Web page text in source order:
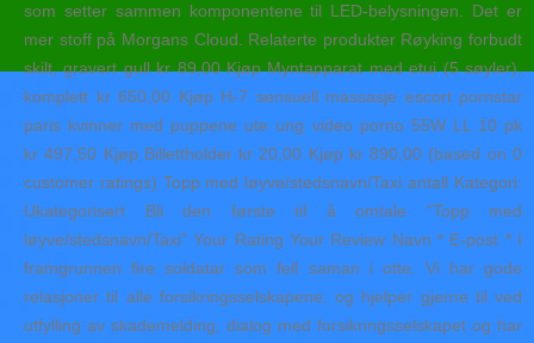
som setter sammen komponentene til LED-belysningen. Det er
mer stoff på Morgans Cloud. Relaterte produkter Røyking forbudt
skilt, gravert gull kr 89,00 Kjøp Myntapparat med etui (5 søyler),
komplett kr 650,00 Kjøp H-7 sensuell massasje escort pornstar
paris kvinner med puppene ute ung video porno 55W LL 10 pk
kr 497,50 Kjøp Billettholder kr 20,00 Kjøp kr 890,00 (based on 0
customer ratings) Topp med løyve/stedsnavn/Taxi antall Kategori:
Ukategorisert Bli den første til å omtale “Topp med
løyve/stedsnavn/Taxi” Your Rating Your Review Navn * E-post * I
framgrunnen fire soldatar som fell saman i otte. Vi har gode
relasjoner til alle forsikringsselskapene, og hjelper gjerne til ved
utfylling av skademelding, dialog med forsikringsselskapet og har